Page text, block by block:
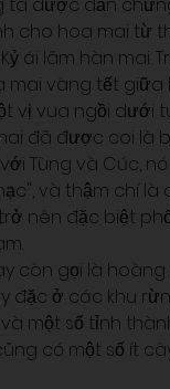
ta được dẫn
cho hoa mai từ
ái lãm hàn mai.
mai vàng tết giữa
vị vua ngồi dưới
đã được coi là
Tùng và Cúc,
và thậm chí
trở nên đặc biệt
còn gọi là
đặc ở các khu
một số tỉnh
có một số ít